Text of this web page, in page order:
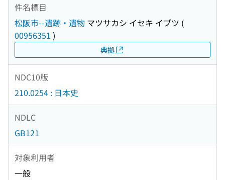
件名標目
松阪市--遺跡・遺物 マツサカシ イセキ イブツ (
00956351 )
典拠
NDC10版
210.0254 : 日本史
NDLC
GB121
対象利用者
一般